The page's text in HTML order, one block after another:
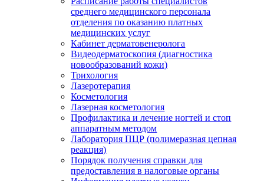
среднего медицинского персонала
отделения по оказанию платных
медицинских услуг
Кабинет дерматовенеролога
Видеодерматоскопия (диагностика
новообразований кожи)
Трихология
Лазеротерапия
Косметология
Лазерная косметология
Профилактика и лечение ногтей и стоп
аппаратным методом
Лаборатория ПЦР (полимеразная цепная
реакция)
Порядок получения справки для
предоставления в налоговые органы